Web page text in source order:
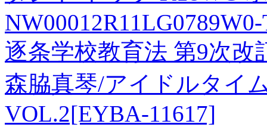
逐条学校教育法 第9次改
森脇真琴/アイドルタイ
VOL.2[EYBA-11617]